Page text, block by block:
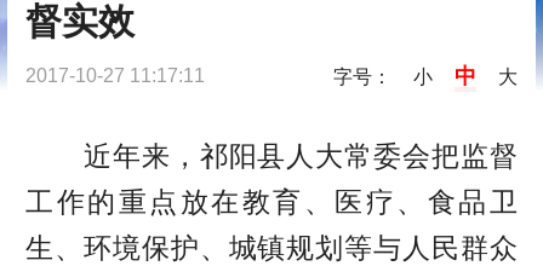
督实效
2017-10-27 11:17:11 字号： 小 中 大
近年来，祁阳县人大常委会把监督
工作的重点放在教育、医疗、食品卫
生、环境保护、城镇规划等与人民群众